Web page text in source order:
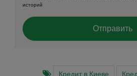
историй
Отправить
Кредит в Киеве